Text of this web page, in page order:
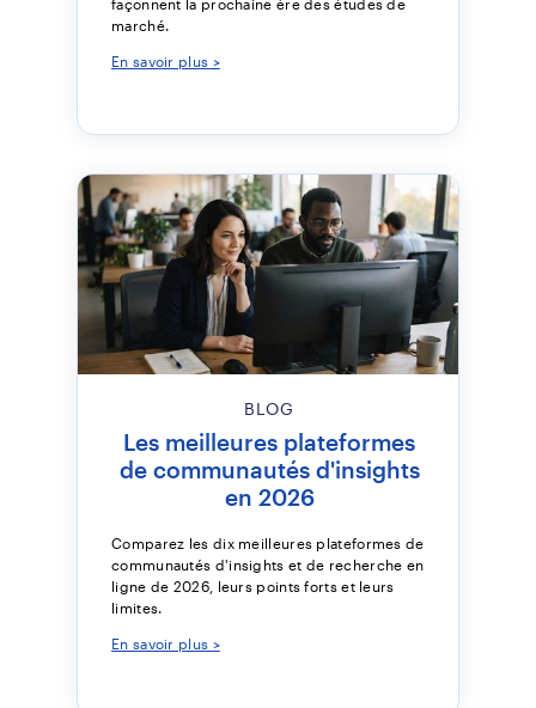
marché.
En savoir plus >
BLOG
Les meilleures plateformes
de communautés d'insights
en 2026
Comparez les dix meilleures plateformes de
communautés d'insights et de recherche en
ligne de 2026, leurs points forts et leurs
limites.
En savoir plus >